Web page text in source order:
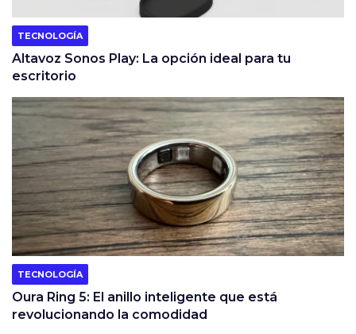
TECNOLOGÍA
Altavoz Sonos Play: La opción ideal para tu
escritorio
TECNOLOGÍA
Oura Ring 5: El anillo inteligente que está
revolucionando la comodidad